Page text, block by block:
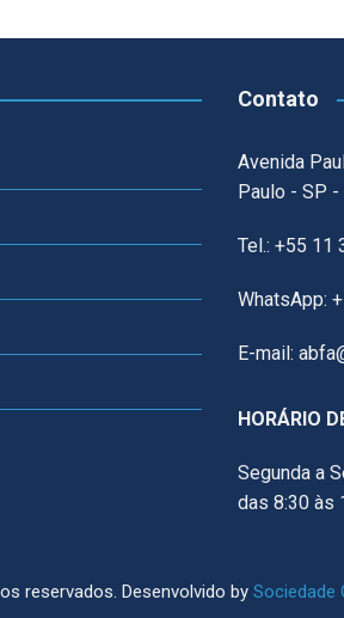
Contato
Avenida
Paulo - SP
Tel.: +55 11
WhatsApp:
E-mail:
HORÁRIO
Segunda a
das 8:30 às
reservados. Desenvolvido by Sociedade